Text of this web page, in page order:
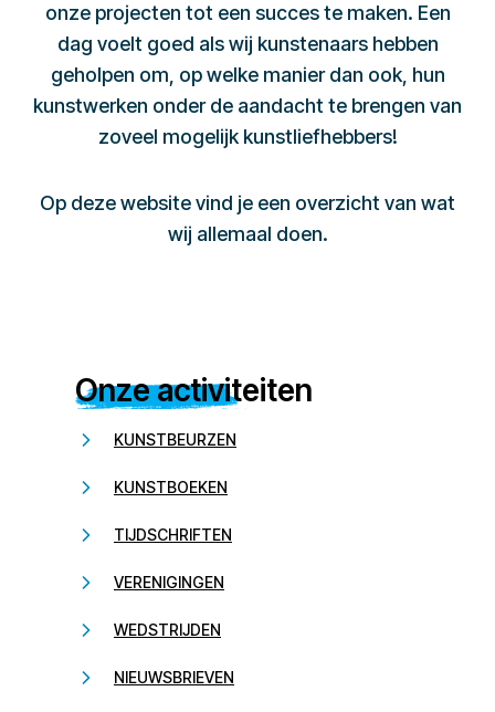
onze projecten tot een succes te maken. Een
dag voelt goed als wij kunstenaars hebben
geholpen om, op welke manier dan ook, hun
kunstwerken onder de aandacht te brengen van
zoveel mogelijk kunstliefhebbers!
Op deze website vind je een overzicht van wat
wij allemaal doen.
Onze activiteiten
KUNSTBEURZEN
KUNSTBOEKEN
TIJDSCHRIFTEN
VERENIGINGEN
WEDSTRIJDEN
NIEUWSBRIEVEN232323